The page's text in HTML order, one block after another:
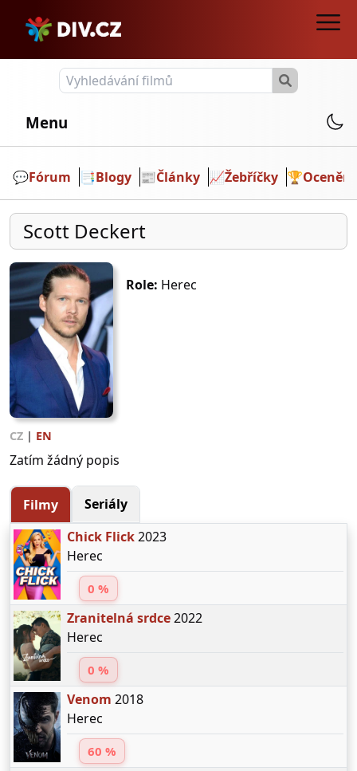
Menu
💬️Fórum 📑Blogy 📰Články 📈Žebříčky 🏆Ocenění
Scott Deckert
Role: Herec
CZ | EN
Zatím žádný popis
Filmy
Seriály
Chick Flick2023
Herec
0 %
Zranitelná srdce2022
Herec
0 %
Venom 2018
Herec
60 %